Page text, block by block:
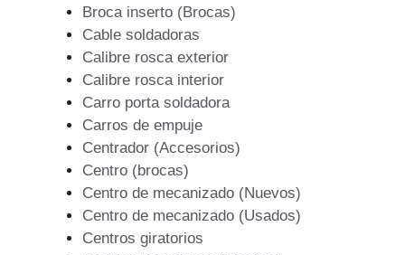
Broca inserto (Brocas)
Cable soldadoras
Calibre rosca exterior
Calibre rosca interior
Carro porta soldadora
Carros de empuje
Centrador (Accesorios)
Centro (brocas)
Centro de mecanizado (Nuevos)
Centro de mecanizado (Usados)
Centros giratorios